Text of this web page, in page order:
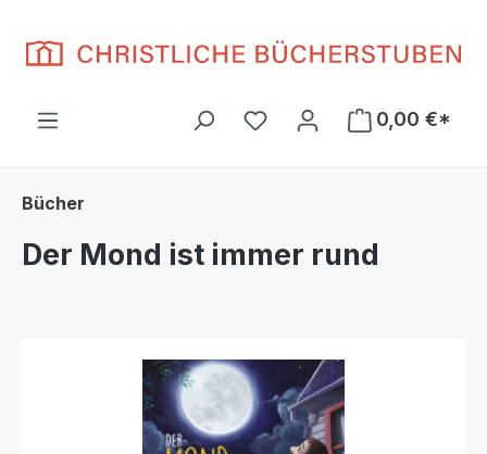
Du hast 0 Produkte auf
0,00 €*
Bücher
Der Mond ist immer rund